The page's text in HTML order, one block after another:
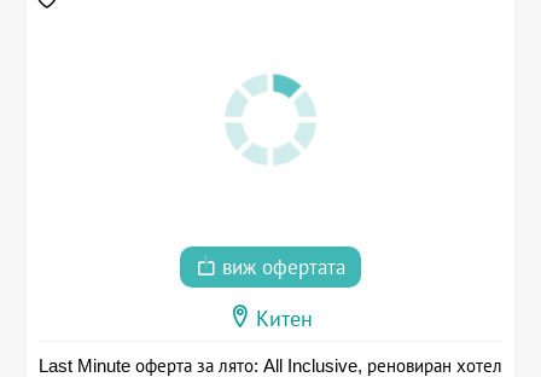
виж офертата
Китен
Last Minute оферта за лято: All Inclusive, реновиран хотел